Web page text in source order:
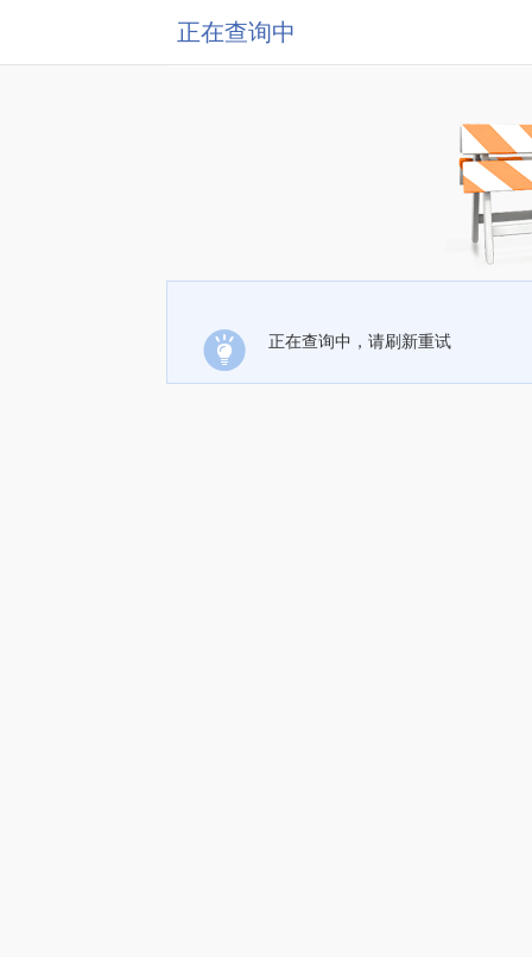
正在查询中
正在查询中，请刷新重试